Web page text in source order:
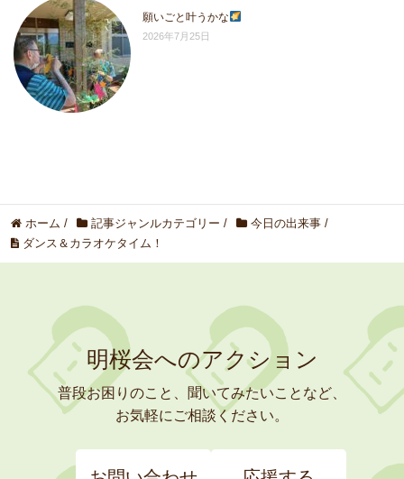
願いごと叶うかな
2026年7月25日
ホーム / 記事ジャンルカテゴリー / 今日の出来事 /
ダンス＆カラオケタイム！
明桜会へのアクション
普段お困りのこと、聞いてみたいことなど、
お気軽にご相談ください。